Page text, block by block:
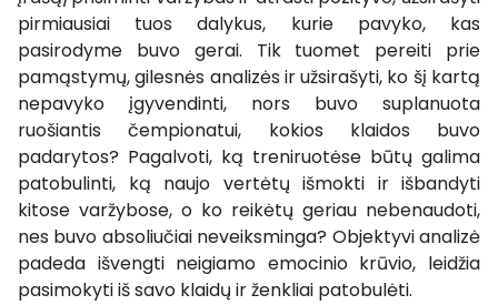
pirmiausiai tuos dalykus, kurie pavyko, kas
pasirodyme buvo gerai. Tik tuomet pereiti prie
pamąstymų, gilesnės analizės ir užsirašyti, ko šį kartą
nepavyko įgyvendinti, nors buvo suplanuota
ruošiantis čempionatui, kokios klaidos buvo
padarytos? Pagalvoti, ką treniruotėse būtų galima
patobulinti, ką naujo vertėtų išmokti ir išbandyti
kitose varžybose, o ko reikėtų geriau nebenaudoti,
nes buvo absoliučiai neveiksminga? Objektyvi analizė
padeda išvengti neigiamo emocinio krūvio, leidžia
pasimokyti iš savo klaidų ir ženkliai patobulėti.